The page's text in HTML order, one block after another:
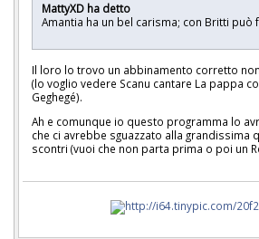
MattyXD ha detto
Amantia ha un bel carisma; con Britti può
Il loro lo trovo un abbinamento corretto
(lo voglio vedere Scanu cantare La pappa
Geghegé).
Ah e comunque io questo programma lo
che ci avrebbe sguazzato alla grandissima
scontri (vuoi che non parta prima o poi un